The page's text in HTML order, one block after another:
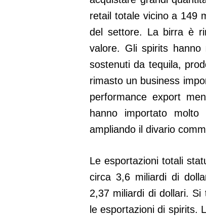
retail totale vicino a 149
del settore. La birra è
valore. Gli spirits hanno
sostenuti da tequila,
rimasto un business
performance export
hanno importato
ampliando il divario
Le esportazioni totali
circa 3,6 miliardi di
2,37 miliardi di dollari.
le esportazioni di spirits.